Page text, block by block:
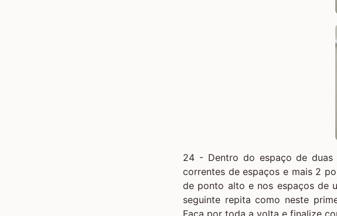
24 - Dentro do espaço de
correntes de espaços e mais 2
de ponto alto e nos espaços de
seguinte repita como neste
Faça por toda a volta e finalize